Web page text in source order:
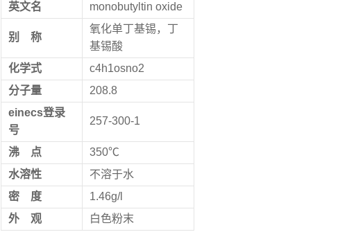
英文名
monobutyltin oxide
别 称
氧化单丁基锡，丁
基锡酸
化学式
c4h1osno2
分子量
208.8
einecs登录
号
257-300-1
沸 点
350℃
水溶性
不溶于水
密
度
1.46g/l
外
观 白色粉末